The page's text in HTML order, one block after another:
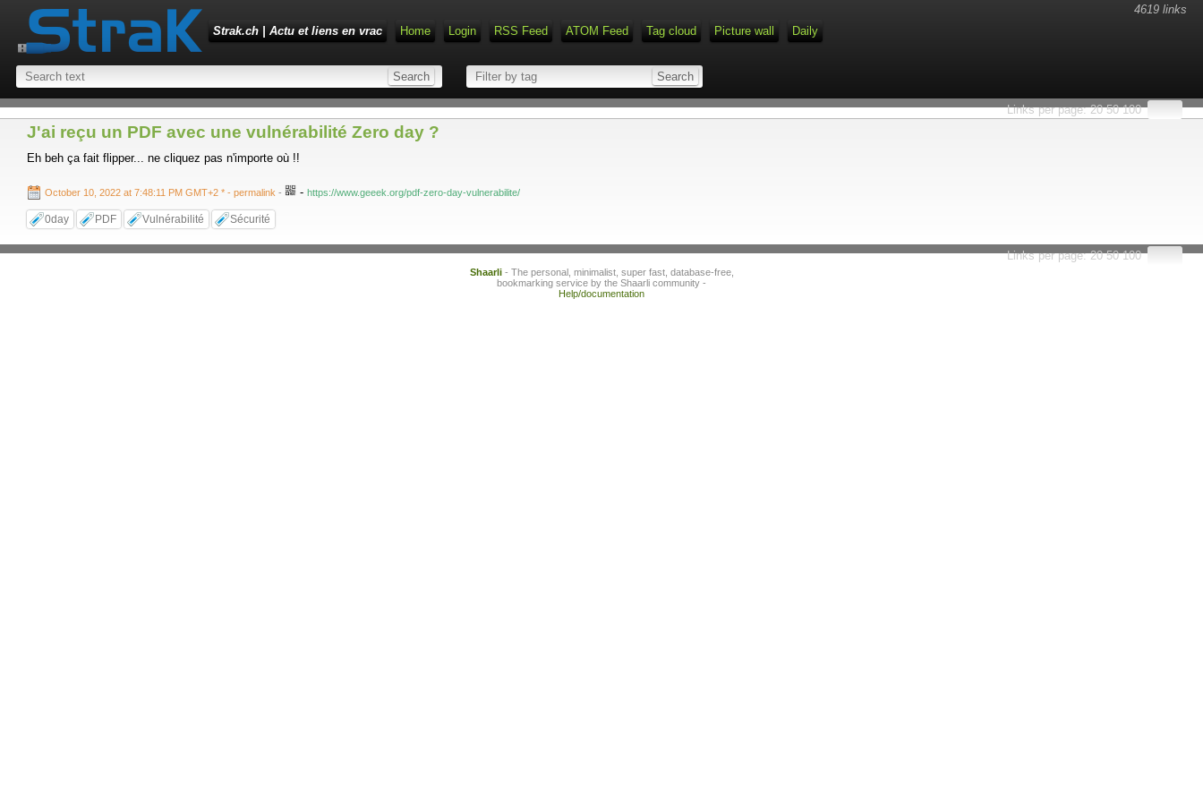
4619 links
Strak.ch | Actu et liens en vrac
Home Login RSS Feed ATOM Feed Tag cloud Picture wall Daily
Links per page:20 50 100
J'ai reçu un PDF avec une vulnérabilité Zero day ?
Eh beh ça fait flipper... ne cliquez pas n'importe où !!
October 10, 2022 at 7:48:11 PM GMT+2 * - permalink - - https://www.geeek.org/pdf-zero-day-vulnerabilite/
0day PDF Vulnérabilité Sécurité
Links per page:20 50 100
Shaarli- The personal, minimalist, super fast, database-free,
bookmarking service by the Shaarli community -
Help/documentation